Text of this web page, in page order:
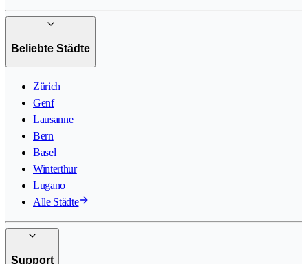
Beliebte Städte
Zürich
Genf
Lausanne
Bern
Basel
Winterthur
Lugano
Alle Städte
Support